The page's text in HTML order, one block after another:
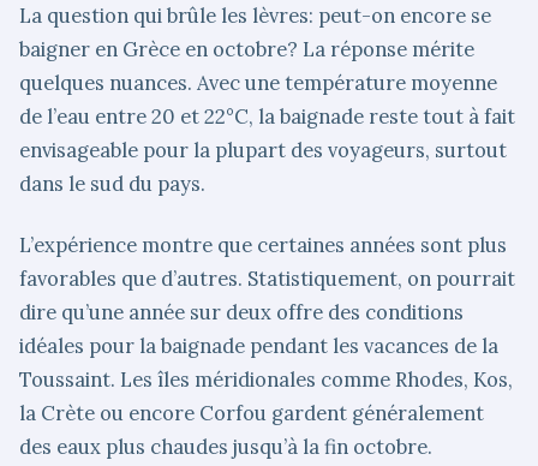
La question qui brûle les lèvres: peut-on encore se
baigner en Grèce en octobre? La réponse mérite
quelques nuances. Avec une température moyenne
de l’eau entre 20 et 22°C, la baignade reste tout à fait
envisageable pour la plupart des voyageurs, surtout
dans le sud du pays.
L’expérience montre que certaines années sont plus
favorables que d’autres. Statistiquement, on pourrait
dire qu’une année sur deux offre des conditions
idéales pour la baignade pendant les vacances de la
Toussaint. Les îles méridionales comme Rhodes, Kos,
la Crète ou encore Corfou gardent généralement
des eaux plus chaudes jusqu’à la fin octobre.